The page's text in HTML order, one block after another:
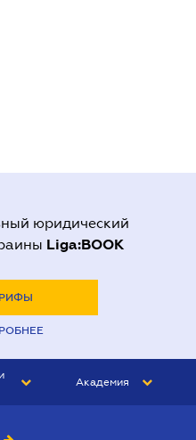
юридический
Liga:BOOK
Академия